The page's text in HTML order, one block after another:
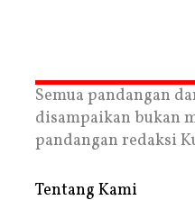
Semua pandangan
disampaikan bukan
pandangan redaksi
Tentang Kami